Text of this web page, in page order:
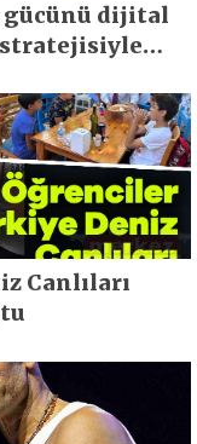
gücünü dijital
stratejisiyle
Canlıları